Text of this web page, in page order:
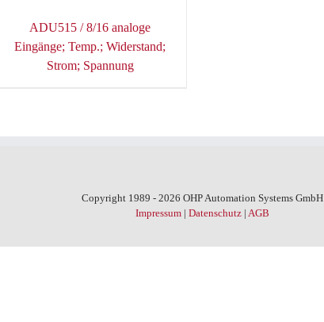
ADU515 / 8/16 analoge
Eingänge; Temp.; Widerstand;
Strom; Spannung
Copyright 1989 - 2026 OHP Automation Systems GmbH
Impressum |Datenschutz | AGB